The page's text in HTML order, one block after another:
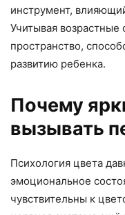
инструмент,
Учитывая
пространство,
развитию ребенка.
Почему
вызывать
Психология цвета
эмоциональное
чувствительны к